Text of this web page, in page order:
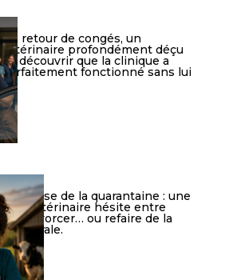
De retour de congés, un
vétérinaire profondément déçu
de découvrir que la clinique a
parfaitement fonctionné sans lui
Crise de la quarantaine : une
vétérinaire hésite entre
divorcer… ou refaire de la
rurale.